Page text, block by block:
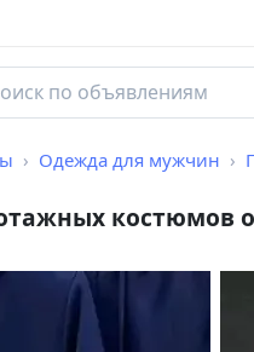
Одежда для мужчин
костюмов